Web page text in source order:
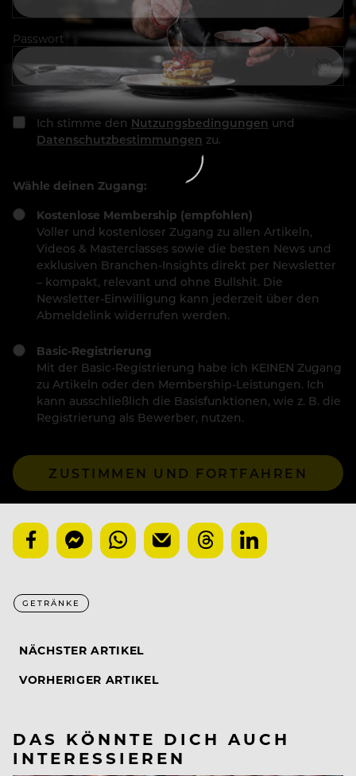
Passwort
Ich stimme den Nutzungsbedingungen und
Datenschutzbestimmungen zu.
Wähle deinen Zugang:
Kostenlose Membership (empfohlen)
Voller und kostenloser Zugang zu allen Artikeln,
Videos & Masterclasses sowie die besten News und
exklusiven Branchen-Insights direkt per Newsletter
– kompakt, relevant und ohne Bullshit. Die
Newsletter-Einwilligung kann jederzeit über den
Abmeldelink widerrufen werden.
Basic-Registrierung
Mit der Basic-Registrierung habe ich KEINEN Zugang
zu Artikeln oder den Membership-Leistungen. Ich
kann ausschließlich die Basisfunktionen, wie z. B. die
Registrierung als Bewerber, nutzen.
ZUSTIMMEN UND FORTFAHREN
GETRÄNKE
NÄCHSTER ARTIKEL
VORHERIGER ARTIKEL
DAS KÖNNTE DICH AUCH
INTERESSIEREN